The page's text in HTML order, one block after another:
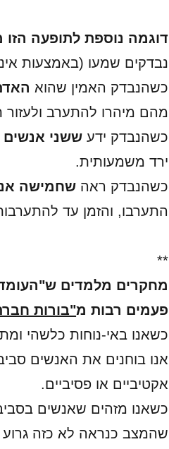
דוגמה נוספת לתופעה הזו
נבדקים שמעו (באמצעות
כשהנבדק האמין שהוא
מהם מיהרו להתערב ולעזור
כשהנבדק ידע ששני אנשים
ירד משמעותית.
כשהנבדק ראה שחמישה
התערבו, והזמן עד
**
מחקרים מלמדים
פעמים רבות מ"בורות
כשאנו באי-נוחות כלשהי
אנו בוחנים את האנשים
אקטיביים או פסיביים.
כשאנו מזהים שאנשים
שהמצב כנראה לא כזה גרוע